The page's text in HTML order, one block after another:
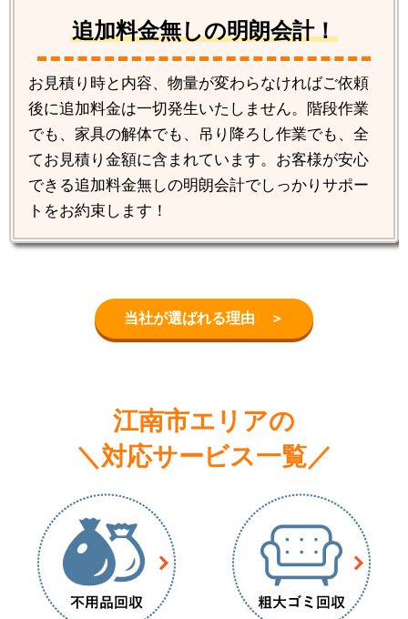
追加料金無しの明朗会計！
お見積り時と内容、物量が変わらなければご依頼
後に追加料金は一切発生いたしません。階段作業
でも、家具の解体でも、吊り降ろし作業でも、全
てお見積り金額に含まれています。お客様が安心
できる追加料金無しの明朗会計でしっかりサポー
トをお約束します！
当社が選ばれる理由 ＞
江南市エリアの
＼対応サービス一覧／